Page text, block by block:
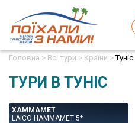
Головна > Всі тури > Країни > Туніс
ТУРИ В ТУНІС
ХАММАМЕТ
LAICO HAMMAMET 5*